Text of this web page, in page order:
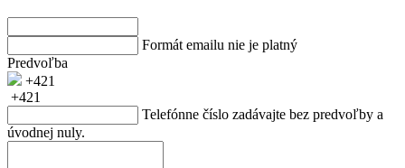
Formát emailu nie je platný
Predvoľba
+421
+421
Telefónne číslo zadávajte bez predvoľby a
úvodnej nuly.